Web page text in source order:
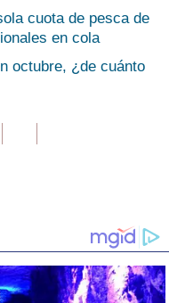
cuota de pesca de
en cola
octubre, ¿de cuánto